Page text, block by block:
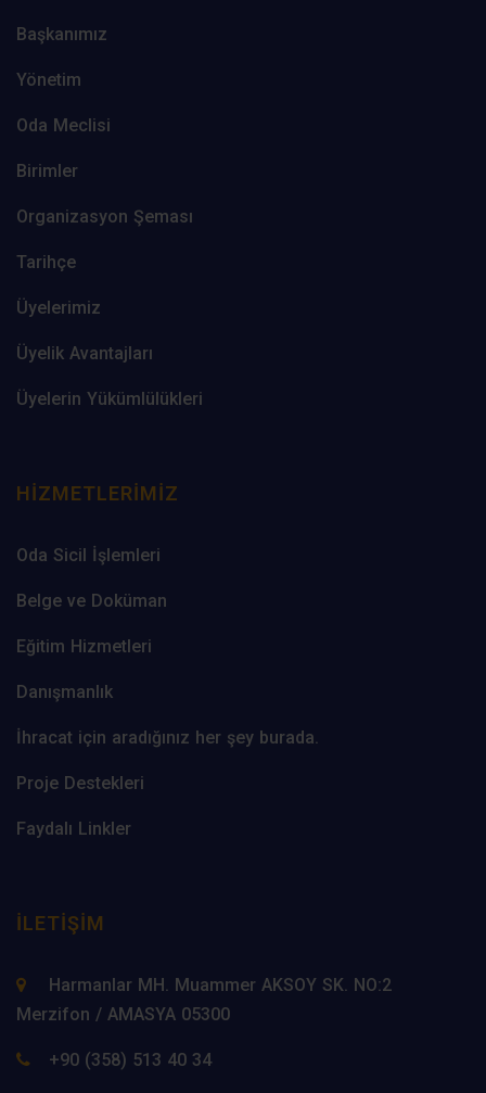
Başkanımız
Yönetim
Oda Meclisi
Birimler
Organizasyon Şeması
Tarihçe
Üyelerimiz
Üyelik Avantajları
Üyelerin Yükümlülükleri
HIZMETLERIMIZ
Oda Sicil İşlemleri
Belge ve Doküman
Eğitim Hizmetleri
Danışmanlık
İhracat için aradığınız her şey burada.
Proje Destekleri
Faydalı Linkler
İLETIŞIM
Harmanlar MH. Muammer AKSOY SK. NO:2
Merzifon / AMASYA 05300
+90 (358) 513 40 34